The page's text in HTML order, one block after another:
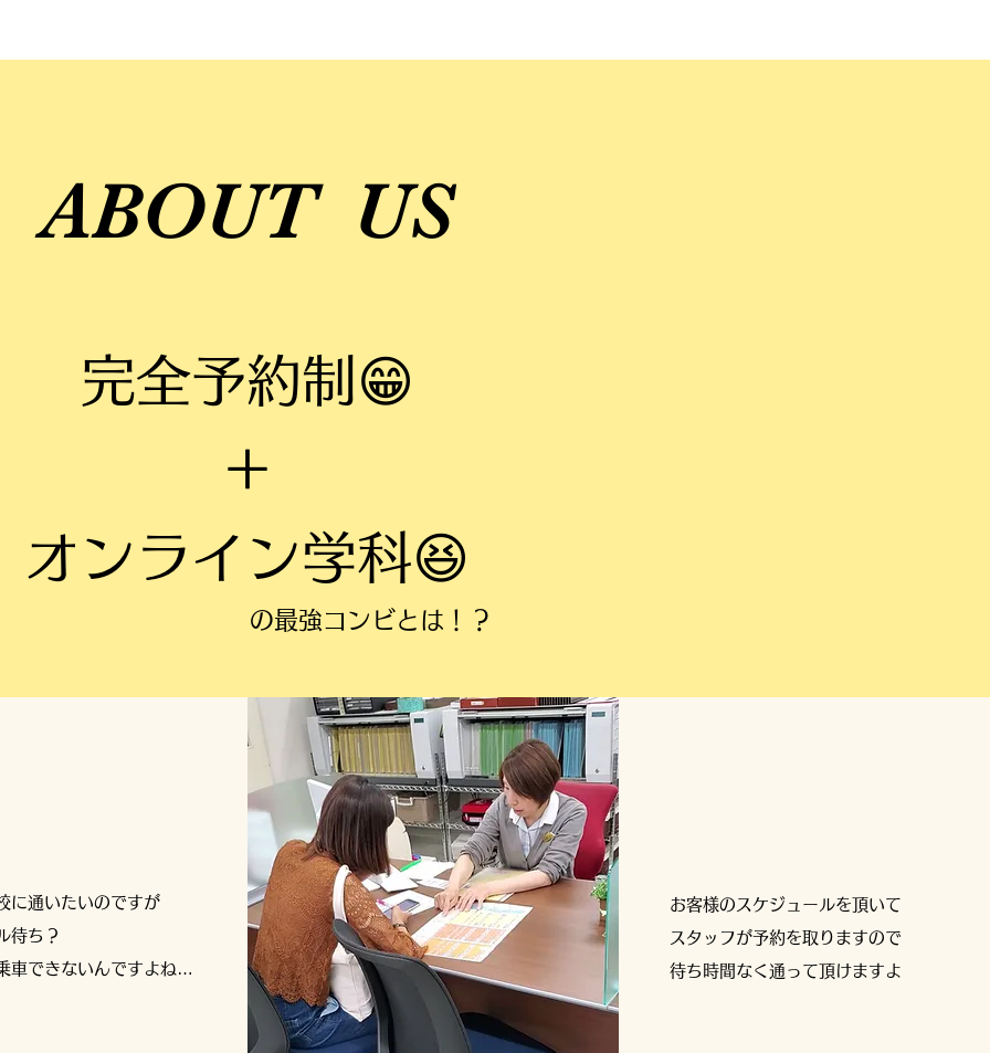
​ABOUT US
​完全予約制 😁
＋
​オンライン学科😆
の最強コンビとは！？
に通いたいのですが
待ち？
車できないんですよね…
​お客様のスケジュールを頂いて
スタッフが予約を取りますので
待ち時間なく通って頂けますよ